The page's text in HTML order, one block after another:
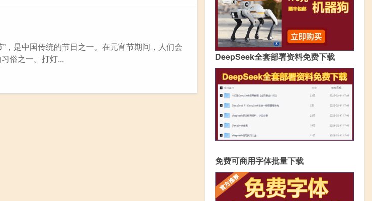
，是中国传统的节日之一。在元宵节期间，人们会
俗之一。打灯...
DeepSeek全套部署资料免费下载
免费可商用字体批量下载